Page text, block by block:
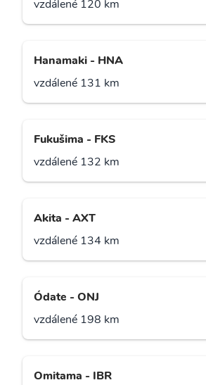
vzdálené 120 km
Hanamaki - HNA
vzdálené 131 km
Fukušima - FKS
vzdálené 132 km
Akita - AXT
vzdálené 134 km
Ódate - ONJ
vzdálené 198 km
Omitama - IBR